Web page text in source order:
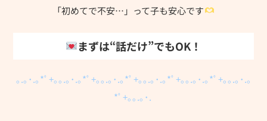
「初めてで不安…」って子も安心です
まずは“話だけ”でもOK！
｡.｡･.｡*ﾟ+｡｡.｡･.｡*ﾟ+｡｡.｡･.｡*ﾟ+｡｡.｡･.｡*ﾟ+｡｡.｡･.｡*ﾟ+｡｡.｡･.｡
*ﾟ+｡｡.｡･.